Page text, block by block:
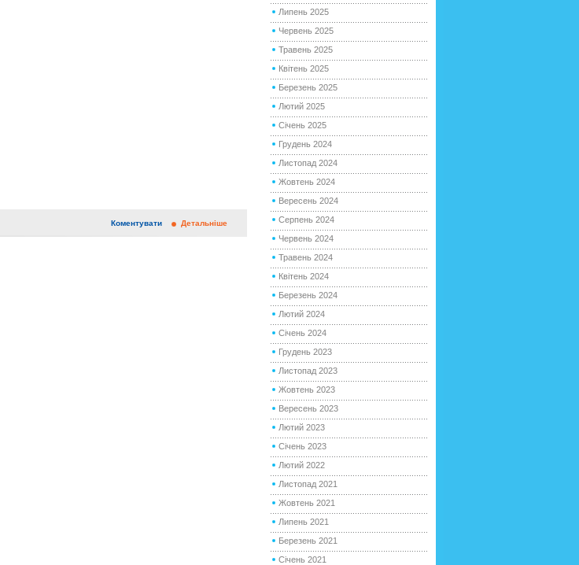
Коментувати Детальніше
Липень 2025
Червень 2025
Травень 2025
Квітень 2025
Березень 2025
Лютий 2025
Січень 2025
Грудень 2024
Листопад 2024
Жовтень 2024
Вересень 2024
Серпень 2024
Червень 2024
Травень 2024
Квітень 2024
Березень 2024
Лютий 2024
Січень 2024
Грудень 2023
Листопад 2023
Жовтень 2023
Вересень 2023
Лютий 2023
Січень 2023
Лютий 2022
Листопад 2021
Жовтень 2021
Липень 2021
Березень 2021
Січень 2021